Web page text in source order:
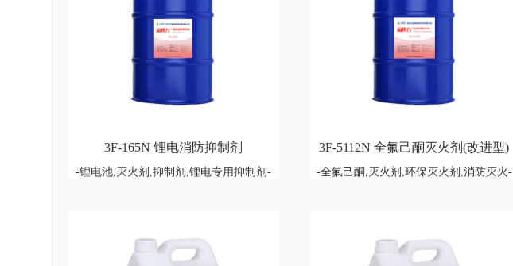
3F-165N 锂电消防抑制剂
-锂电池,灭火剂,抑制剂,锂电专用抑制剂-
3F-5112N 全氟己酮灭火剂(改进型)
-全氟己酮,灭火剂,环保灭火剂,消防灭火-